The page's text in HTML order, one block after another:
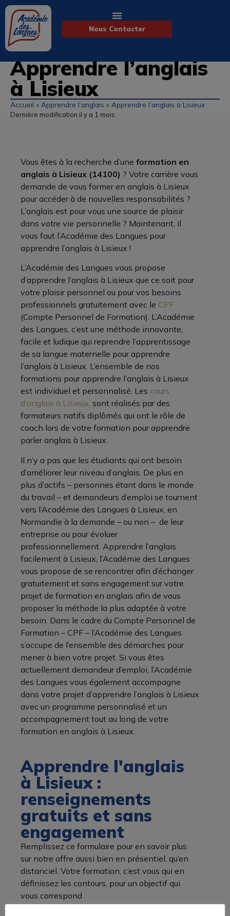
Nous Contacter
Apprendre l’anglais
à Lisieux
Accueil » Apprendre l’anglais » Apprendre l’anglais à Lisieux
Dernière modification il y a 1 mois
Vous êtes à la recherche d’une formation en
anglais à Lisieux (14100) ? Votre carrière vous
demande de vous former en anglais à Lisieux
pour accéder à de nouvelles responsabilités ?
L’anglais est pour vous une source de plaisir
dans votre vie personnelle ? Maintenant, il
vous faut l’Académie des Langues pour
apprendre l’anglais à Lisieux !
L’Académie des Langues vous propose
d’apprendre l’anglais à Lisieux que ce soit pour
votre plaisir personnel ou pour vos besoins
professionnels gratuitement avec le CPF
(Compte Personnel de Formation). L’Académie
des Langues, c’est une méthode innovante,
facile et ludique qui reprendre l’apprentissage
de sa langue maternelle pour apprendre
l’anglais à Lisieux. L’ensemble de nos
formations pour apprendre l’anglais à Lisieux
est individuel et personnalisé. Les cours
d’anglais à Lisieux. sont réalisés par des
formateurs natifs diplômés qui ont le rôle de
coach lors de votre formation pour apprendre
parler anglais à Lisieux.
Il n’y a pas que les étudiants qui ont besoin
d’améliorer leur niveau d’anglais. De plus en
plus d’actifs – personnes étant dans le monde
du travail – et demandeurs d’emploi se tournent
vers l’Académie des Langues à Lisieux, en
Normandie à la demande – ou non – de leur
entreprise ou pour évoluer
professionnellement. Apprendre l’anglais
facilement à Lisieux, l’Académie des Langues
vous propose de se rencontrer afin d’échanger
gratuitement et sans engagement sur votre
projet de formation en anglais afin de vous
proposer la méthode la plus adaptée à votre
besoin. Dans le cadre du Compte Personnel de
Formation – CPF – l’Académie des Langues
s’occupe de l’ensemble des démarches pour
mener à bien votre projet. Si vous êtes
actuellement demandeur d’emploi, l’Académie
des Langues vous également accompagne
dans votre projet d’apprendre l’anglais à Lisieux
avec un programme personnalisé et un
accompagnement tout au long de votre
formation en anglais à Lisieux.
Apprendre l'anglais
à Lisieux :
renseignements
gratuits et sans
engagement
Remplissez ce formulaire pour en savoir plus
sur notre offre aussi bien en présentiel, qu’en
distanciel. Votre formation, c’est vous qui en
définissez les contours, pour un objectif qui
vous correspond